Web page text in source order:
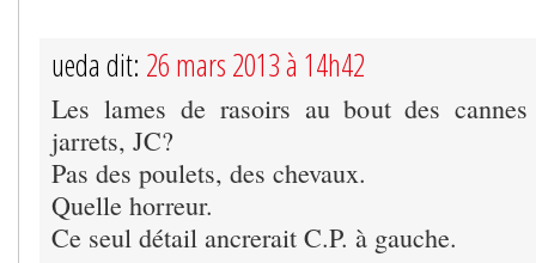
ueda dit: 26 mars 2013 à 14h42
Les lames de rasoirs au bout des
jarrets, JC?
Pas des poulets, des chevaux.
Quelle horreur.
Ce seul détail ancrerait C.P. à gauche.